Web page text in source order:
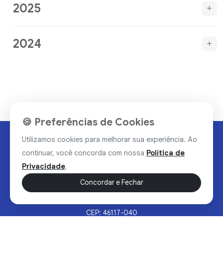
2025
2024
CEP: 46117-040
🍪 Preferências de Cookies
Utilizamos cookies para melhorar sua experiência. Ao
continuar, você concorda com nossa Política de
Privacidade.
Concordar e Fechar